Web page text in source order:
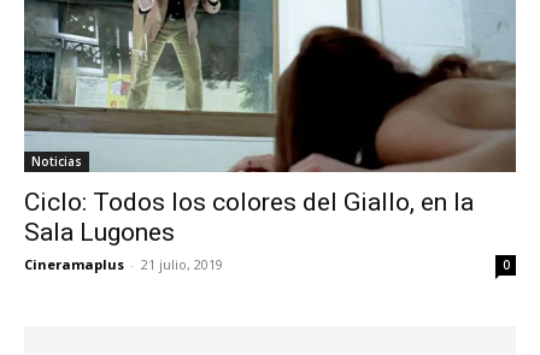
Noticias
Ciclo: Todos los colores del Giallo, en la
Sala Lugones
Cineramaplus - 21 julio, 2019 0